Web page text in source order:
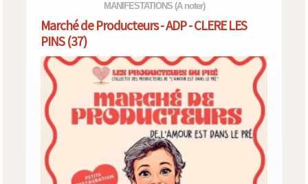
MANIFESTATIONS (A noter)
Marché de Producteurs - ADP - CLERE LES
PINS (37)